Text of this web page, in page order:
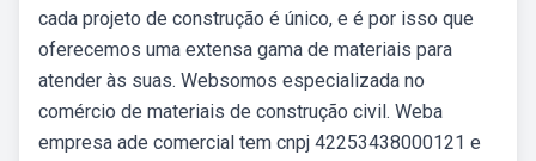
cada projeto de construção é único, e é por isso que
oferecemos uma extensa gama de materiais para
atender às suas. Websomos especializada no
comércio de materiais de construção civil. Weba
empresa ade comercial tem cnpj 42253438000121 e